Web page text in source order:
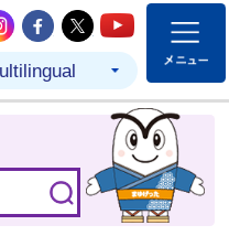
市公式LINE
結城市公式Instagram
結城市公式
結城市公式
結城市